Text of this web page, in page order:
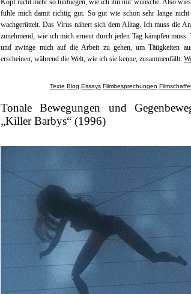
Kopf nicht mehr so hinbiegen, wie ich ihn mir wünsche. Also
fühle mich damit richtig gut. So gut wie schon sehr lange
wachgerüttelt. Das Virus nähert sich dem Alltag. Ich muss die
zunehmend, wie ich mich erneut durch jeden Tag kämpfen
und zwinge mich auf die Arbeit zu gehen, um Tätigkeiten
erscheinen, während die Welt, wie ich sie kenne, zusammenfällt.
Texte Blog Essays Filmbesprechungen
Tonale Bewegungen und
„Killer Barbys“ (1996)